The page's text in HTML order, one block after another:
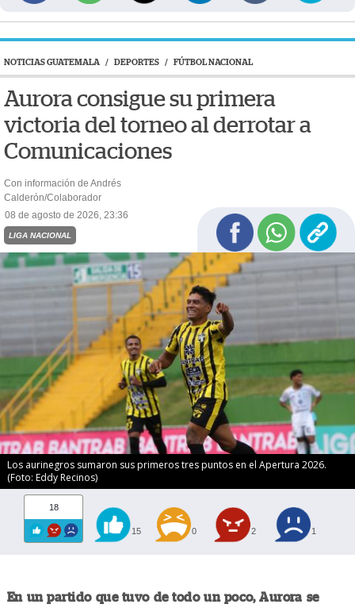
NOTICIAS GUATEMALA / DEPORTES / FÚTBOL NACIONAL
Aurora consigue su primera
victoria del torneo al derrotar a
Comunicaciones
Con información de Andrés
Calderón/Colaborador
08 de agosto de 2026, 23:36
LIGA NACIONAL
Los aurinegros sumaron sus primeros tres puntos en el Apertura 2026.
(Foto: Eddy Recinos)
18
15 0 2 1
En un partido que tuvo de todo un poco, Aurora se